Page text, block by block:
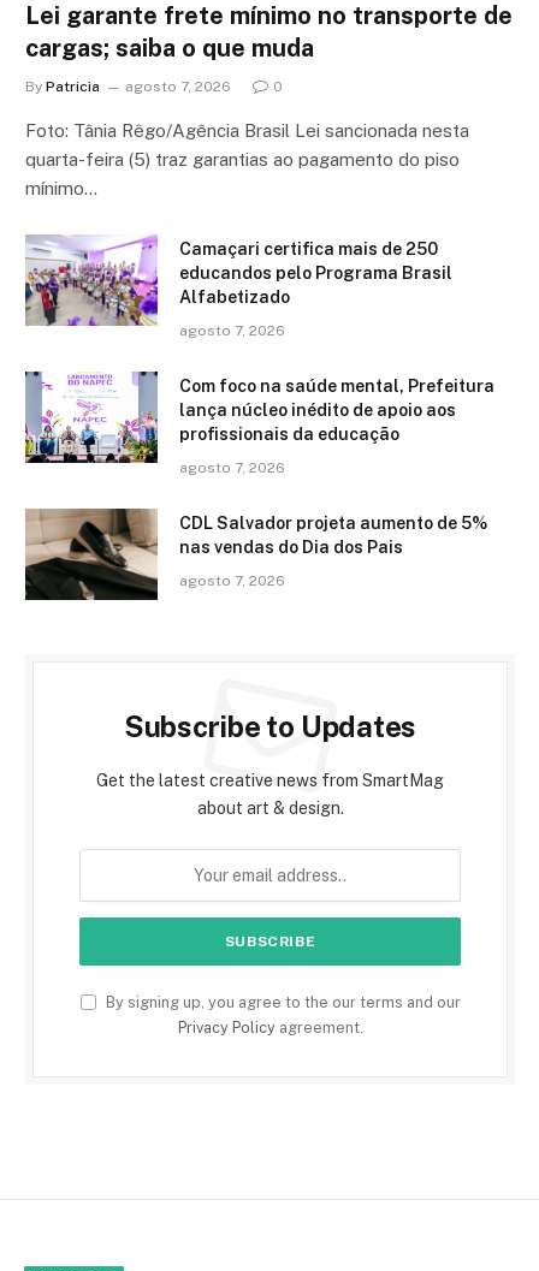
Lei garante frete mínimo no transporte de
cargas; saiba o que muda
By Patricia agosto 7, 2026 0
Foto: Tânia Rêgo/Agência Brasil Lei sancionada nesta
quarta-feira (5) traz garantias ao pagamento do piso
mínimo…
Camaçari certifica mais de 250
educandos pelo Programa Brasil
Alfabetizado
agosto 7, 2026
Com foco na saúde mental, Prefeitura
lança núcleo inédito de apoio aos
profissionais da educação
agosto 7, 2026
CDL Salvador projeta aumento de 5%
nas vendas do Dia dos Pais
agosto 7, 2026
Subscribe to Updates
Get the latest creative news from SmartMag
about art & design.
By signing up, you agree to the our terms and our
Privacy Policyagreement.